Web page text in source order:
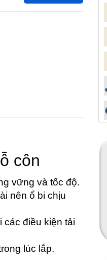
côn
vững và tốc độ.
nên ổ bi chịu
các điều kiện tải
lúc lắp.